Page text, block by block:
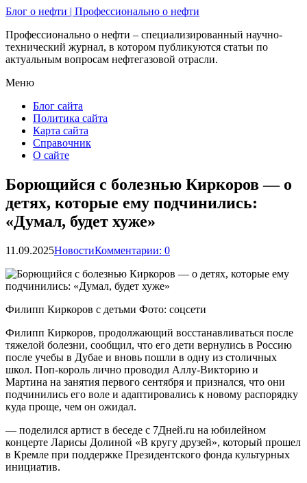
Блог о нефти | Профессионально о нефти
Профессионально о нефти – специализированный научно-
технический журнал, в котором публикуются статьи по
актуальным вопросам нефтегазовой отрасли.
Меню
Блог сайта
Политика сайта
Карта сайта
Справочник
О сайте
Борющийся с болезнью Киркоров — о
детях, которые ему подчинились:
«Думал, будет хуже»
11.09.2025НовостиКомментарии: 0
Филипп Киркоров с детьми Фото: соцсети
Филипп Киркоров, продолжающий восстанавливаться после
тяжелой болезни, сообщил, что его дети вернулись в Россию
после учебы в Дубае и вновь пошли в одну из столичных
школ. Поп-король лично проводил Аллу-Викторию и
Мартина на занятия первого сентября и признался, что они
подчинились его воле и адаптировались к новому распорядку
куда проще, чем он ожидал.
— поделился артист в беседе с 7Дней.ru на юбилейном
концерте Ларисы Долиной «В кругу друзей», который прошел
в Кремле при поддержке Президентского фонда культурных
инициатив.